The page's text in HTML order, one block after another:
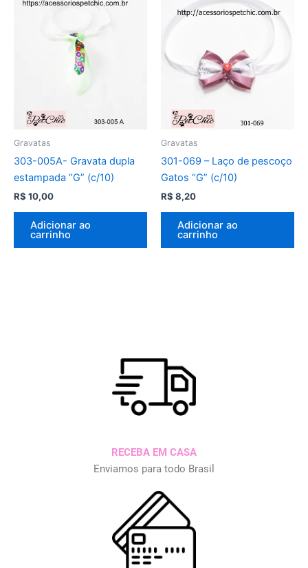
Gravatas
303-005A- Gravata dupla
estampada “G” (c/10)
R$ 10,00
Adicionar ao
carrinho
Gravatas
301-069 – Laço de pescoço
Gatos “G” (c/10)
R$ 8,20
Adicionar ao
carrinho
RECEBA EM CASA
Enviamos para todo Brasil